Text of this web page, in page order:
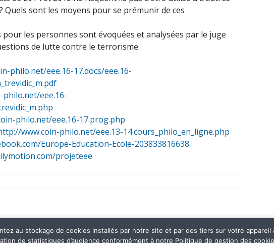
sont les moyens pour se prémunir de ces
les personnes sont évoquées et analysées par le juge
de lutte contre le terrorisme.
philo.net/eee.16-17.docs/eee.16-
eee.16-
philo.net/eee.16-17.prog.php
www.coin-philo.net/eee.13-14.cours_philo_en_ligne.php
Europe-Education-Ecole-203833816638
projeteee
au stockage de cookies installés par notre site et par des tiers sur votre appareil
de statistiques d’audience conformément à notre Politique de gestion des